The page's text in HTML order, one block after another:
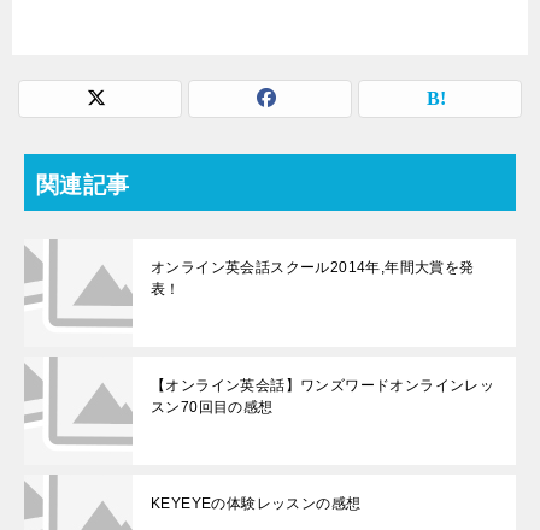
関連記事
オンライン英会話スクール2014年,年間大賞を発
表！
【オンライン英会話】ワンズワードオンラインレッ
スン70回目の感想
KEYEYEの体験レッスンの感想